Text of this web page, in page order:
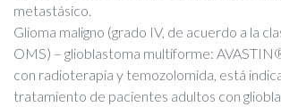
metastásico.
Glioma maligno (grado IV, de acuerdo a la
OMS) – glioblastoma multiforme:
con radioterapia y temozolomida, está
tratamiento de pacientes adultos con